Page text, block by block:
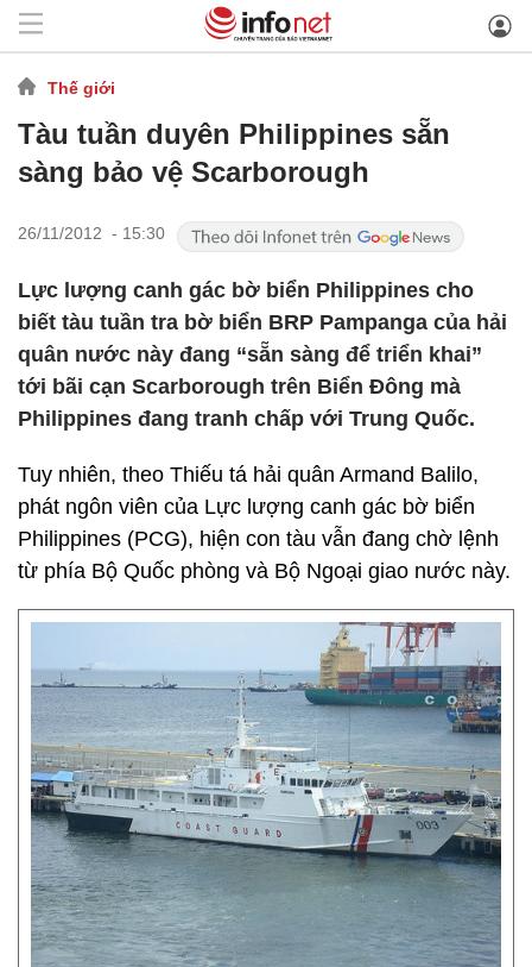
Thế giới
Tàu tuần duyên Philippines sẵn
sàng bảo vệ Scarborough
26/11/2012 - 15:30
Lực lượng canh gác bờ biển Philippines cho
biết tàu tuần tra bờ biển BRP Pampanga của hải
quân nước này đang “sẵn sàng để triển khai”
tới bãi cạn Scarborough trên Biển Đông mà
Philippines đang tranh chấp với Trung Quốc.
Tuy nhiên, theo Thiếu tá hải quân Armand Balilo,
phát ngôn viên của Lực lượng canh gác bờ biển
Philippines (PCG), hiện con tàu vẫn đang chờ lệnh
từ phía Bộ Quốc phòng và Bộ Ngoại giao nước này.